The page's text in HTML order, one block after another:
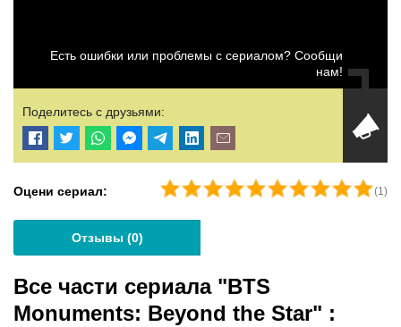
Есть ошибки или проблемы с сериалом? Сообщи
нам!
Поделитесь с друзьями:
Оцени сериал: (1)
Отзывы (0)
Все части сериала "BTS
Monuments: Beyond the Star" :